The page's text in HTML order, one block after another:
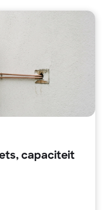
capaciteit